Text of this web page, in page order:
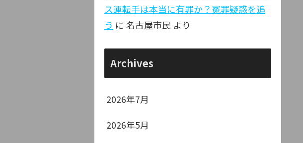
ス運転手は本当に有罪か？冤罪疑惑を追
う に 名古屋市民 より
Archives
2026年7月
2026年5月